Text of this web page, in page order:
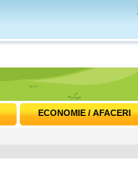
ECONOMIE / AFACERI